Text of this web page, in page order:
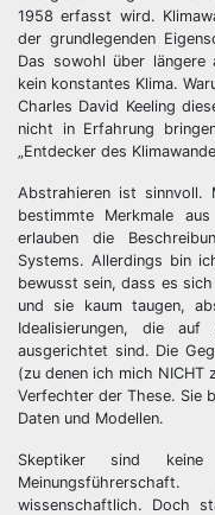
1958 erfasst wird.
der grundlegenden
Das sowohl über
kein konstantes Klima.
Charles David Keeling
nicht in Erfahrung
„Entdecker des
Abstrahieren ist sinnvoll.
bestimmte Merkmale
erlauben die
Systems. Allerdings bin
bewusst sein, dass es
und sie kaum taugen,
Idealisierungen, die
ausgerichtet sind. Die
(zu denen ich mich NICHT
Verfechter der These. Sie
Daten und Modellen.
Skeptiker sind
wissenschaftlich. Doch